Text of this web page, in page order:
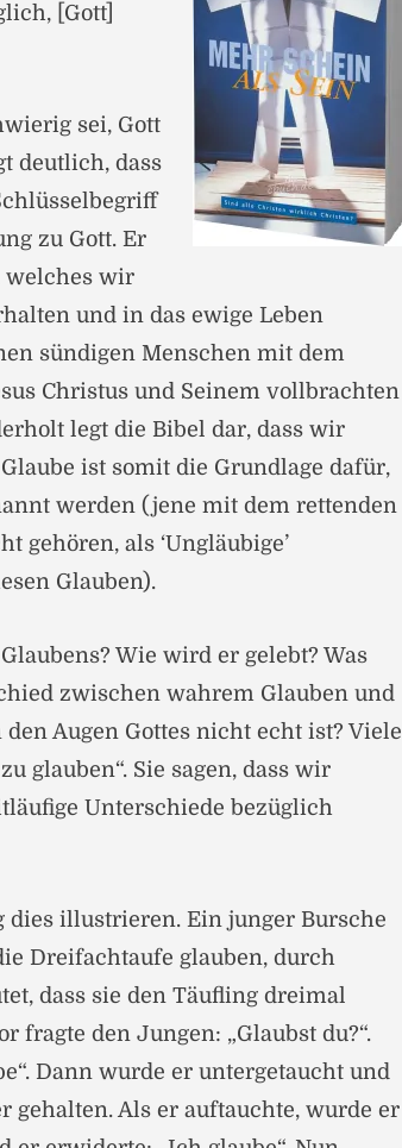
[Gott]
sei, Gott
deutlich, dass
zu Gott. Er
welches wir
und in das ewige Leben
sündigen Menschen mit dem
Christus und Seinem vollbrachten
legt die Bibel dar, dass wir
ist somit die Grundlage dafür,
werden (jene mit dem rettenden
gehören, als ‘Ungläubige’
Glauben).
Wie wird er gelebt? Was
zwischen wahrem Glauben und
Augen Gottes nicht echt ist? Viele
glauben“. Sie sagen, dass wir
Unterschiede bezüglich
illustrieren. Ein junger Bursche
Dreifachtaufe glauben, durch
dass sie den Täufling dreimal
fragte den Jungen: „Glaubst du?“.
Dann wurde er untergetaucht und
gehalten. Als er auftauchte, wurde er